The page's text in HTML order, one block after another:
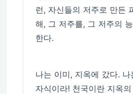
런, 자신들의 저주로 만든
해, 그 저주를, 그 저주의
한다.
나는 이미, 지옥에 갔다. 나
자식이라! 천국이란 지옥